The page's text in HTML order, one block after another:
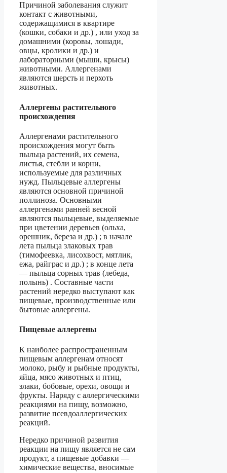
Причиной заболевания служит
контакт с животными,
содержащимися в квартире
(кошки, собаки и др.) , или уход за
домашними (коровы, лошади,
овцы, кролики и др.) и
лабораторными (мыши, крысы)
животными. Аллергенами
являются шерсть и перхоть
животных.
Аллергены растительного
происхождения
Аллергенами растительного
происхождения могут быть
пыльца растений, их семена,
листья, стебли и корни,
используемые для различных
нужд. Пыльцевые аллергены
являются основной причиной
поллиноза. Основными
аллергенами ранней весной
являются пыльцевые, выделяемые
при цветении деревьев (ольха,
орешник, береза и др.) ; в начале
лета пыльца злаковых трав
(тимофеевка, лисохвост, мятлик,
ежа, райграс и др.) ; в конце лета
— пыльца сорных трав (лебеда,
полынь) . Составные части
растений нередко выступают как
пищевые, производственные или
бытовые аллергены.
Пищевые аллергены
К наиболее распространенным
пищевым аллергенам относят
молоко, рыбу и рыбные продукты,
яйца, мясо животных и птиц,
злаки, бобовые, орехи, овощи и
фрукты. Наряду с аллергическими
реакциями на пищу, возможно,
развитие псевдоаллергических
реакций.
Нередко причиной развития
реакции на пищу является не сам
продукт, а пищевые добавки —
химические вещества, вносимые